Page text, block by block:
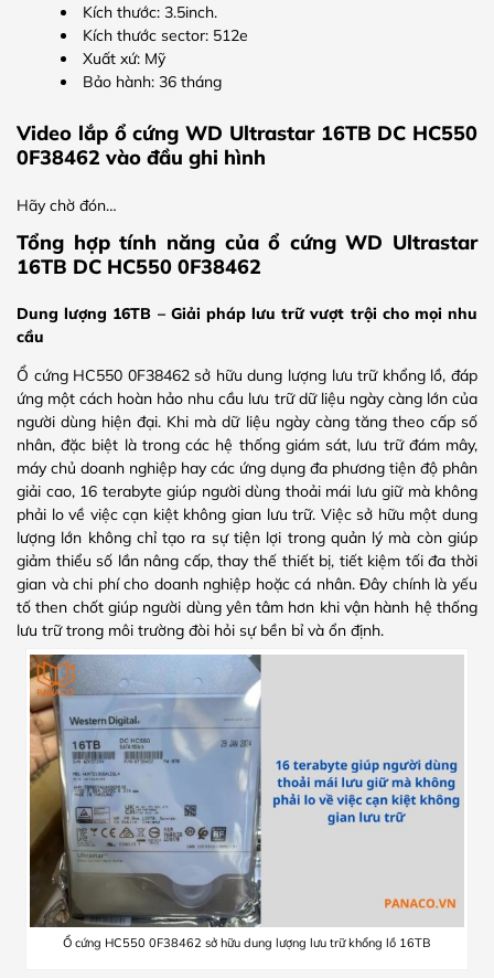
Kích thước: 3.5inch.
Kích thước sector: 512e
Xuất xứ: Mỹ
Bảo hành: 36 tháng
Video lắp ổ cứng WD Ultrastar 16TB DC HC550
0F38462 vào đầu ghi hình
Hãy chờ đón…
Tổng hợp tính năng của ổ cứng WD Ultrastar
16TB DC HC550 0F38462
Dung lượng 16TB – Giải pháp lưu trữ vượt trội cho mọi nhu
cầu
Ổ cứng HC550 0F38462 sở hữu dung lượng lưu trữ khổng lồ, đáp
ứng một cách hoàn hảo nhu cầu lưu trữ dữ liệu ngày càng lớn của
người dùng hiện đại. Khi mà dữ liệu ngày càng tăng theo cấp số
nhân, đặc biệt là trong các hệ thống giám sát, lưu trữ đám mây,
máy chủ doanh nghiệp hay các ứng dụng đa phương tiện độ phân
giải cao, 16 terabyte giúp người dùng thoải mái lưu giữ mà không
phải lo về việc cạn kiệt không gian lưu trữ. Việc sở hữu một dung
lượng lớn không chỉ tạo ra sự tiện lợi trong quản lý mà còn giúp
giảm thiểu số lần nâng cấp, thay thế thiết bị, tiết kiệm tối đa thời
gian và chi phí cho doanh nghiệp hoặc cá nhân. Đây chính là yếu
tố then chốt giúp người dùng yên tâm hơn khi vận hành hệ thống
lưu trữ trong môi trường đòi hỏi sự bền bỉ và ổn định.
Ổ cứng HC550 0F38462 sở hữu dung lượng lưu trữ khổng lồ 16TB